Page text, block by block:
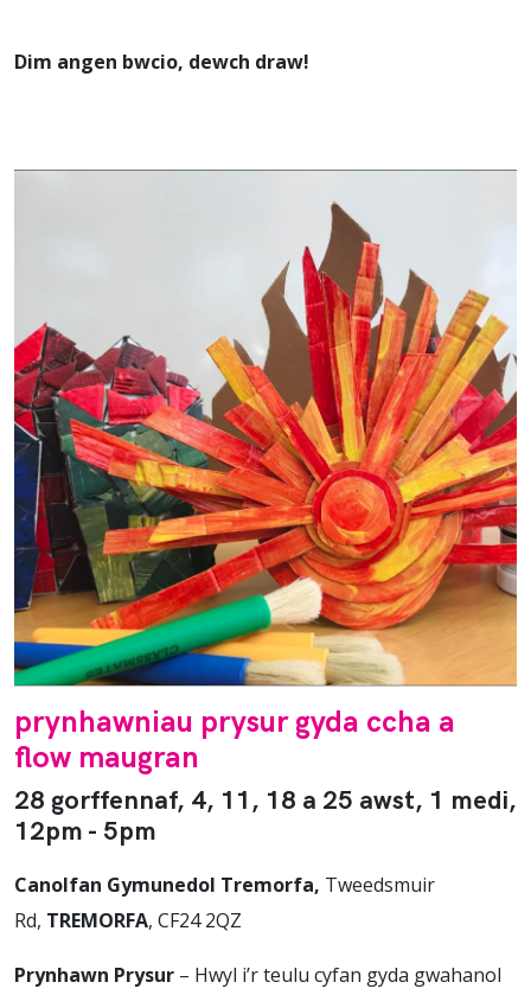
Dim angen bwcio, dewch draw!
prynhawniau prysur gyda ccha a
flow maugran
28 gorffennaf, 4, 11, 18 a 25 awst, 1 medi,
12pm - 5pm
Canolfan Gymunedol Tremorfa, Tweedsmuir
Rd, TREMORFA, CF24 2QZ
Prynhawn Prysur – Hwyl i’r teulu cyfan gyda gwahanol